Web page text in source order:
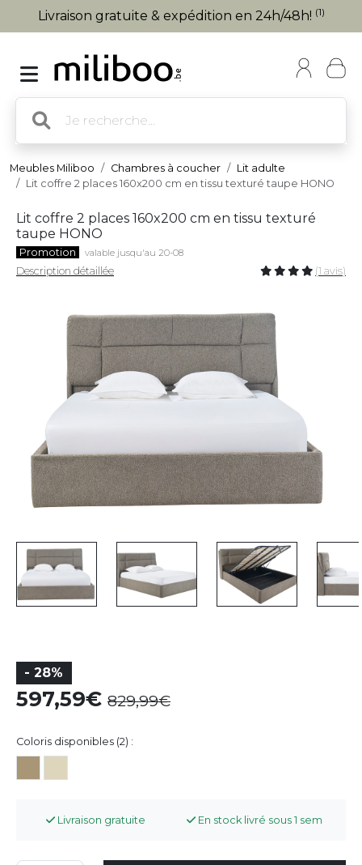
Livraison gratuite & expédition en 24h/48h! (1)
Meubles Miliboo Chambres à coucher
Lit adulte
Lit coffre 2 places 160x200 cm en tissu texturé taupe HONO
Lit coffre 2 places 160x200 cm en tissu texturé
taupe HONO
Promotion valable jusqu'au 20-08
Description détaillée (1 avis)
- 28%
597,59 829,99
Coloris disponibles (2) :
Livraison gratuite En stock livré sous 1 sem